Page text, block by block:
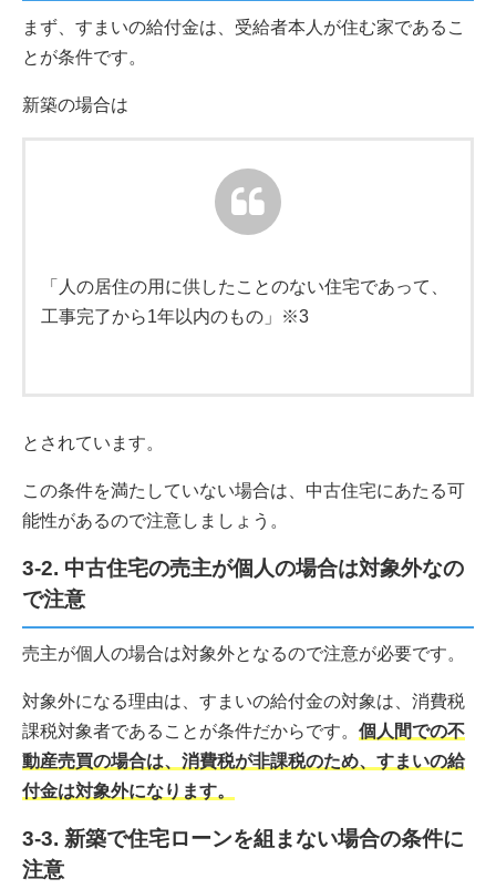
まず、すまいの給付金は、受給者本人が住む家であるこ
とが条件です。
新築の場合は
「人の居住の用に供したことのない住宅であって、
工事完了から1年以内のもの」※3
とされています。
この条件を満たしていない場合は、中古住宅にあたる可
能性があるので注意しましょう。
3-2. 中古住宅の売主が個人の場合は対象外なの
で注意
売主が個人の場合は対象外となるので注意が必要です。
対象外になる理由は、すまいの給付金の対象は、消費税
課税対象者であることが条件だからです。 個人間での不
動産売買の場合は、消費税が非課税のため、すまいの給
付金は対象外になります。
3-3. 新築で住宅ローンを組まない場合の条件に
注意